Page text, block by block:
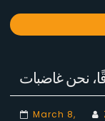
نحن غاضبات
March 8,